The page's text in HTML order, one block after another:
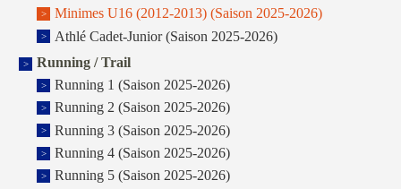
Minimes U16 (2012-2013) (Saison 2025-2026)
Athlé Cadet-Junior (Saison 2025-2026)
Running / Trail
Running 1 (Saison 2025-2026)
Running 2 (Saison 2025-2026)
Running 3 (Saison 2025-2026)
Running 4 (Saison 2025-2026)
Running 5 (Saison 2025-2026)